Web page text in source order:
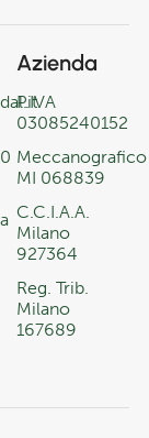
Azienda
P.IVA
03085240152
Meccanografico
MI 068839
C.C.I.A.A.
Milano
927364
Reg. Trib.
Milano
167689